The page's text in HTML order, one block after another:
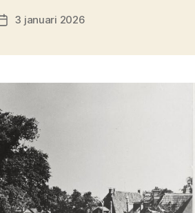
Berichtdatum
3 januari 2026